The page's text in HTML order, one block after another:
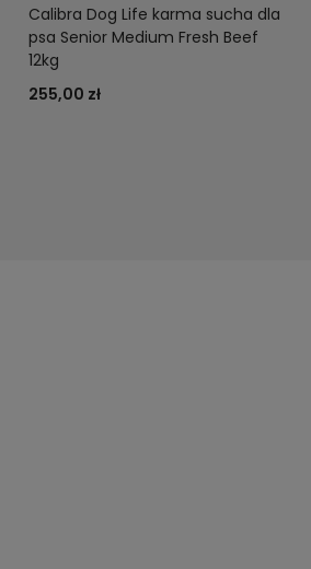
Calibra Dog Life karma sucha dla
psa Senior Medium Fresh Beef
12kg
255,00 zł